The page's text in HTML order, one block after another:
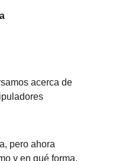
acerca de
pero ahora
y en qué forma,